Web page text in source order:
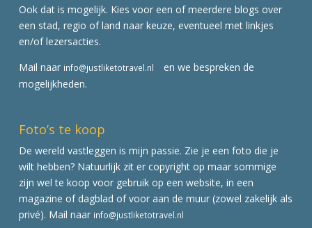
Ook dat is mogelijk. Kies voor een of meerdere blogs over
een stad, regio of land naar keuze, eventueel met linkjes
en/of lezersacties.
Mail naar info@justliketotravel.nl
en we bespreken de
mogelijkheden.
Foto’s te koop
De wereld vastleggen is mijn passie. Zie je een foto die je
wilt hebben? Natuurlijk zit er copyright op maar sommige
zijn wel te koop voor gebruik op een website, in een
magazine of dagblad of voor aan de muur (zowel zakelijk als
privé). Mail naar info@justliketotravel.nl